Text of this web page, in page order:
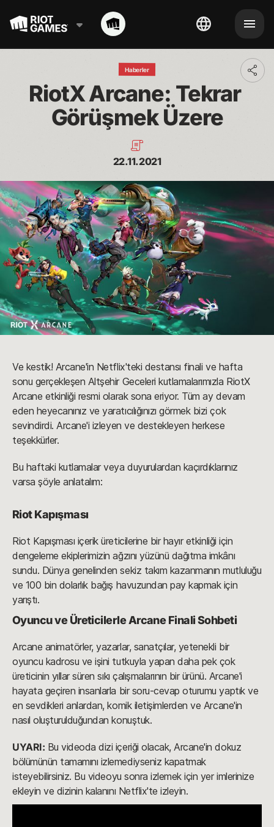
Haberler
RiotX Arcane: Tekrar
Görüşmek Üzere
22.11.2021
Ve kestik! Arcane'in Netflix'teki destansı finali ve hafta
sonu gerçekleşen Altşehir Geceleri kutlamalarımızla RiotX
Arcane etkinliği resmi olarak sona eriyor. Tüm ay devam
eden heyecanınız ve yaratıcılığınızı görmek bizi çok
sevindirdi. Arcane'i izleyen ve destekleyen herkese
teşekkürler.
Bu haftaki kutlamalar veya duyurulardan kaçırdıklarınız
varsa şöyle anlatalım:
Riot Kapışması
Riot Kapışması içerik üreticilerine bir hayır etkinliği için
dengeleme ekiplerimizin ağzını yüzünü dağıtma imkânı
sundu. Dünya genelinden sekiz takım kazanmanın mutluluğu
ve 100 bin dolarlık bağış havuzundan pay kapmak için
yarıştı.
Oyuncu ve Üreticilerle Arcane Finali Sohbeti
Arcane animatörler, yazarlar, sanatçılar, yetenekli bir
oyuncu kadrosu ve işini tutkuyla yapan daha pek çok
üreticinin yıllar süren sıkı çalışmalarının bir ürünü. Arcane'i
hayata geçiren insanlarla bir soru-cevap oturumu yaptık ve
en sevdikleri anlardan, komik iletişimlerden ve Arcane'in
nasıl oluşturulduğundan konuştuk.
UYARI: Bu videoda dizi içeriği olacak, Arcane'in dokuz
bölümünün tamamını izlemediyseniz kapatmak
isteyebilirsiniz. Bu videoyu sonra izlemek için yer imlerinize
ekleyin ve dizinin kalanını Netflix'te izleyin.